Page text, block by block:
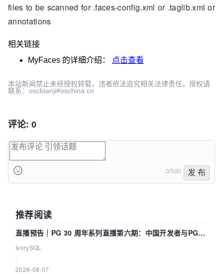
files to be scanned for .faces-config.xml or .taglib.xml or
annotations
相关链接
MyFaces 的详细介绍： 点击查看
本站新闻禁止未经授权转载，违者依法追究相关法律责任。授权请
联系：oscbianji#oschina.cn
评论: 0
0/500 发 布
推荐阅读
直播预告｜PG 30 周年系列直播第六期：中国开发者与PG内
核——我们改得动吗？我们贡献了什么？
IvorySQL
2026-08-07